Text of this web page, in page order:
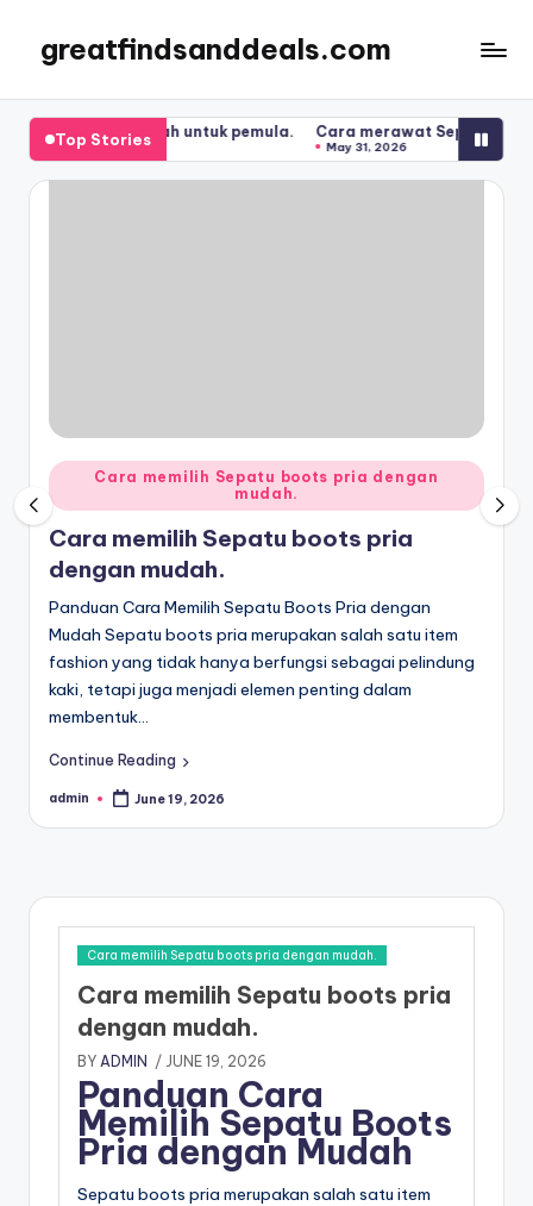
content
greatfindsanddeals.com
Top Stories
untuk pemula. Cara merawat Sepatu converse high
Posted
in
Cara memilih Sepatu boots pria dengan
mudah.
Cara memilih Sepatu boots pria
dengan mudah.
Panduan Cara Memilih Sepatu Boots Pria dengan
Mudah Sepatu boots pria merupakan salah satu item
fashion yang tidak hanya berfungsi sebagai pelindung
kaki, tetapi juga menjadi elemen penting dalam
membentuk…
Continue Reading
Posted
admin June 19, 2026
Cara memilih Sepatu boots pria dengan mudah.
Cara memilih Sepatu boots pria
dengan mudah.
BY ADMIN / JUNE 19, 2026
Panduan Cara
Memilih Sepatu Boots
Pria dengan Mudah
Sepatu boots pria merupakan salah satu item